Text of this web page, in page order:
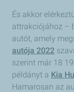
És akkor
attrakciójához –
autót, amely
autója 2022
szerint már 18
példányt a Kia
Hamarosan az